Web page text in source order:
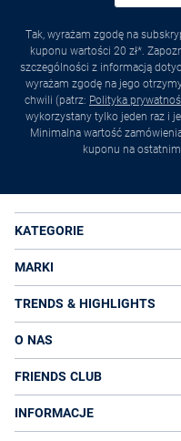
Tak, wyrażam zgodę na
kuponu wartości 20 zł*.
szczególności z informacją
wyrażam zgodę na jego
chwili (patrz: Polityka
wykorzystany tylko jeden raz i
Minimalna wartość
kuponu na ostatnim
KATEGORIE
MARKI
TRENDS & HIGHLIGHTS
O NAS
FRIENDS CLUB
INFORMACJE